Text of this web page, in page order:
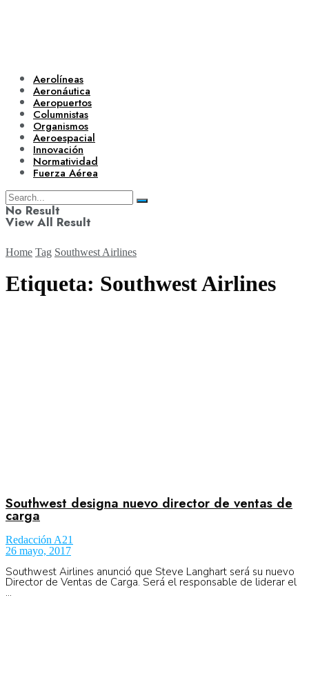
Aerolíneas
Aeronáutica
Aeropuertos
Columnistas
Organismos
Aeroespacial
Innovación
Normatividad
Fuerza Aérea
No Result
View All Result
Organismos
Aeroespacial
Home Tag Southwest Airlines
Etiqueta: Southwest Airlines
Southwest designa nuevo director de ventas de
carga
Redacción A21
26 mayo, 2017
Southwest Airlines anunció que Steve Langhart será su nuevo
Director de Ventas de Carga. Será el responsable de liderar el
...